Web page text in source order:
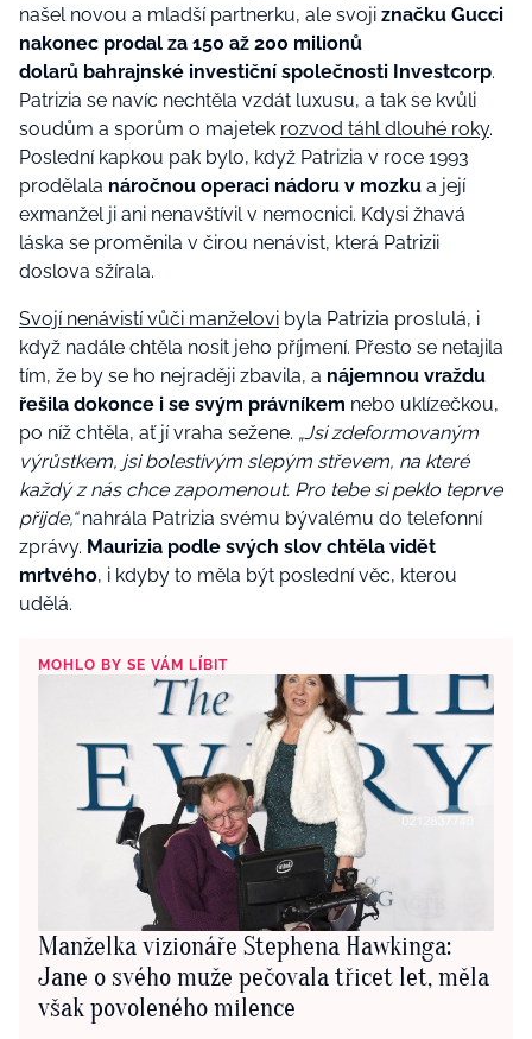
našel novou a mladší partnerku, ale svoji značku Gucci
nakonec prodal za 150 až 200 milionů
dolarů bahrajnské investiční společnosti Investcorp.
Patrizia se navíc nechtěla vzdát luxusu, a tak se kvůli
soudům a sporům o majetek rozvod táhl dlouhé roky.
Poslední kapkou pak bylo, když Patrizia v roce 1993
prodělala náročnou operaci nádoru v mozku a její
exmanžel ji ani nenavštívil v nemocnici. Kdysi žhavá
láska se proměnila v čirou nenávist, která Patrizii
doslova sžírala.
Svojí nenávistí vůči manželovi byla Patrizia proslulá, i
když nadále chtěla nosit jeho příjmení. Přesto se netajila
tím, že by se ho nejraději zbavila, a nájemnou vraždu
řešila dokonce i se svým právníkem nebo uklízečkou,
po níž chtěla, ať jí vraha sežene. „Jsi zdeformovaným
výrůstkem, jsi bolestivým slepým střevem, na které
každý z nás chce zapomenout. Pro tebe si peklo teprve
přijde,“nahrála Patrizia svému bývalému do telefonní
zprávy. Maurizia podle svých slov chtěla vidět
mrtvého, i kdyby to měla být poslední věc, kterou
udělá.
MOHLO BY SE VÁM LÍBIT
Manželka vizionáře Stephena Hawkinga:
Jane o svého muže pečovala třicet let, měla
však povoleného milence